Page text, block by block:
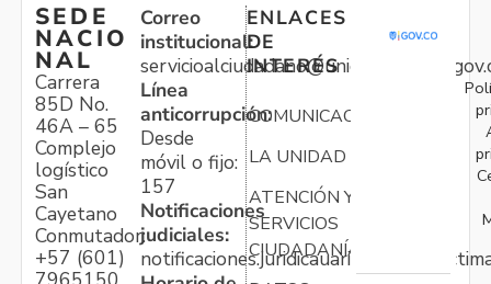
SEDE
NACIO
NAL
Carrera
85D No.
46A – 65
Complejo
logístico
San
Cayetano
Conmutador:
+57 (601)
Correo
institucional:
Línea
anticorrupción:
Desde
móvil o fijo:
157
Notificaciones
judiciales:
ENLACES
DE
INTERÉS
COMUNICACIONES
LA UNIDAD
ATENCIÓN Y
SERVICIOS
CIUDADANÍA